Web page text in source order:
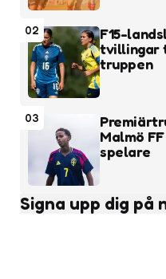
02
F15-
tvillingar
truppen
03
Malmö
spelare
Signa upp dig på